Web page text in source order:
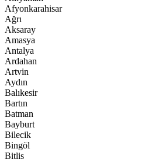
Afyonkarahisar
Ağrı
Aksaray
Amasya
Antalya
Ardahan
Artvin
Aydın
Balıkesir
Bartın
Batman
Bayburt
Bilecik
Bingöl
Bitlis